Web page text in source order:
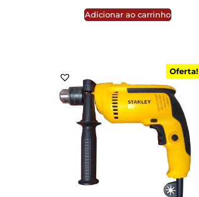
Adicionar ao carrinho
Oferta!